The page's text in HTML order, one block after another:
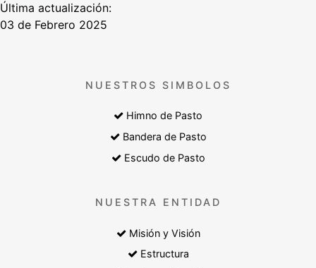
Última actualización:
03 de Febrero 2025
NUESTROS SIMBOLOS
Himno de Pasto
Bandera de Pasto
Escudo de Pasto
NUESTRA ENTIDAD
Misión y Visión
Estructura